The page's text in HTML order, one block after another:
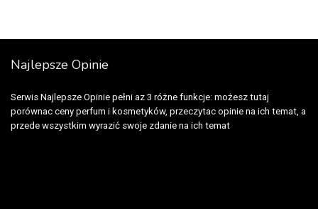
Najlepsze Opinie
Serwis Najlepsze Opinie pełni az 3 różne funkcje: możesz tutaj
porównac ceny perfum i kosmetyków, przeczytac opinie na ich temat, a
przede wszystkim wyrazić swoje zdanie na ich temat